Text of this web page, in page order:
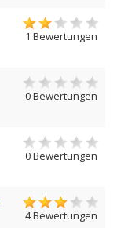
1 Bewertungen
0 Bewertungen
0 Bewertungen
4 Bewertungen